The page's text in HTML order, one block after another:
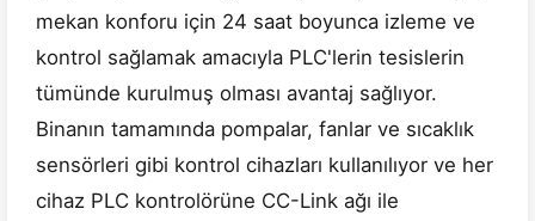
mekan konforu için 24 saat boyunca izleme ve
kontrol sağlamak amacıyla PLC'lerin tesislerin
tümünde kurulmuş olması avantaj sağlıyor.
Binanın tamamında pompalar, fanlar ve sıcaklık
sensörleri gibi kontrol cihazları kullanılıyor ve her
cihaz PLC kontrolörüne CC-Link ağı ile